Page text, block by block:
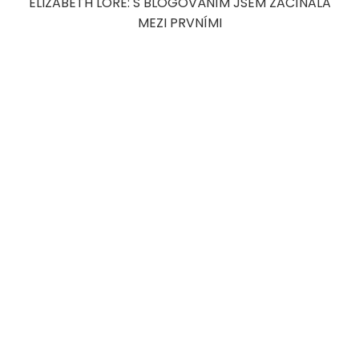
MEZI PRVNÍMI